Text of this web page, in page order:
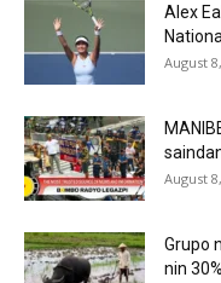
Alex
August
August
Grupo
nin